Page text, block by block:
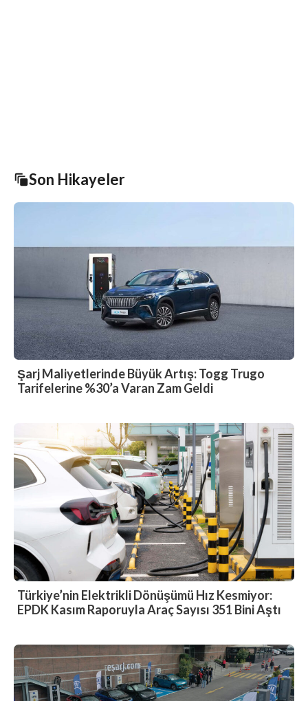
Son Hikayeler
Şarj Maliyetlerinde Büyük Artış: Togg Trugo
Tarifelerine %30’a Varan Zam Geldi
Türkiye’nin Elektrikli Dönüşümü Hız Kesmiyor:
EPDK Kasım Raporuyla Araç Sayısı 351 Bini Aştı